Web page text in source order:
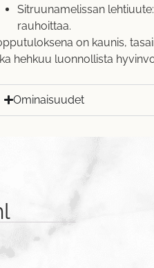
Sitruunamelissan
rauhoittaa.
on kaunis,
hehkuu luonnollista
Ominaisuudet